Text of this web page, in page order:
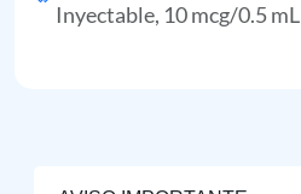
Inyectable, 10 mcg/0.5 mL